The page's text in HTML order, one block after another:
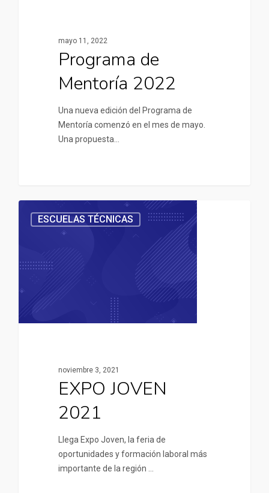
mayo 11, 2022
Programa de
Mentoría 2022
Una nueva edición del Programa de
Mentoría comenzó en el mes de mayo.
Una propuesta…
ESCUELAS TÉCNICAS
noviembre 3, 2021
EXPO JOVEN
2021
Llega Expo Joven, la feria de
oportunidades y formación laboral más
importante de la región …